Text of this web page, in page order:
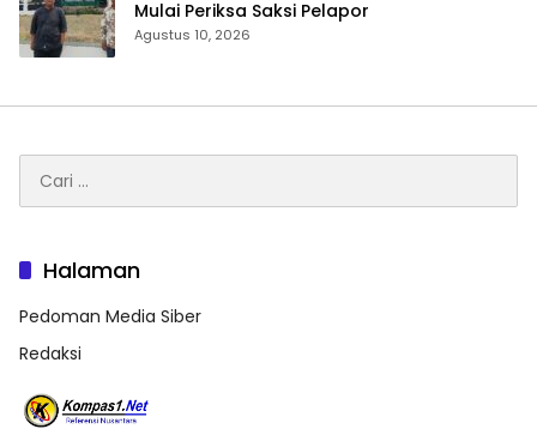
Mulai Periksa Saksi Pelapor
Agustus 10, 2026
untuk:
Halaman
Pedoman Media Siber
Redaksi